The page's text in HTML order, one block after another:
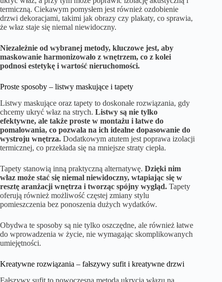
termiczną. Ciekawym pomysłem jest również ozdobienie
drzwi dekoracjami, takimi jak obrazy czy plakaty, co sprawia,
że właz staje się niemal niewidoczny.
Niezależnie od wybranej metody, kluczowe jest, aby
maskowanie harmonizowało z wnętrzem, co z kolei
podnosi estetykę i wartość nieruchomości.
Proste sposoby – listwy maskujące i tapety
Listwy maskujące oraz tapety to doskonałe rozwiązania, gdy
chcemy ukryć właz na strych. Listwy są nie tylko
efektywne, ale także proste w montażu i łatwe do
pomalowania, co pozwala na ich idealne dopasowanie do
wystroju wnętrza. Dodatkowym atutem jest poprawa izolacji
termicznej, co przekłada się na mniejsze straty ciepła.
Tapety stanowią inną praktyczną alternatywę. Dzięki nim
właz może stać się niemal niewidoczny, wtapiając się w
resztę aranżacji wnętrza i tworząc spójny wygląd. Tapety
oferują również możliwość częstej zmiany stylu
pomieszczenia bez ponoszenia dużych wydatków.
Obydwa te sposoby są nie tylko oszczędne, ale również łatwe
do wprowadzenia w życie, nie wymagając skomplikowanych
umiejętności.
Kreatywne rozwiązania – fałszywy sufit i kreatywne drzwi
Fałszywy sufit to nowoczesna metoda ukrycia włazu na